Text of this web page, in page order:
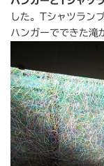
した。Tシャツラン
ハンガーでできた滝